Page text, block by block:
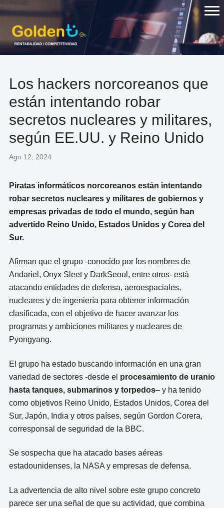
to
content
Los hackers norcoreanos que
están intentando robar
secretos nucleares y militares,
según EE.UU. y Reino Unido
Ago 12, 2024
Piratas informáticos norcoreanos están intentando
robar secretos nucleares y militares de gobiernos y
empresas privadas de todo el mundo, según han
advertido Reino Unido, Estados Unidos y Corea del
Sur.
Afirman que el grupo -conocido por los nombres de
Andariel, Onyx Sleet y DarkSeoul, entre otros- está
atacando entidades de defensa, aeroespaciales,
nucleares y de ingeniería para obtener información
clasificada, con el objetivo de hacer avanzar los
programas y ambiciones militares y nucleares de
Pyongyang.
El grupo ha estado buscando información en una gran
variedad de sectores -desde el procesamiento de uranio
hasta tanques, submarinos y torpedos– y ha tenido
como objetivos Reino Unido, Estados Unidos, Corea del
Sur, Japón, India y otros países, según Gordon Corera,
corresponsal de seguridad de la BBC.
Se sospecha que ha atacado bases aéreas
estadounidenses, la NASA y empresas de defensa.
La advertencia de alto nivel sobre este grupo concreto
parece ser una señal de que su actividad, que combina